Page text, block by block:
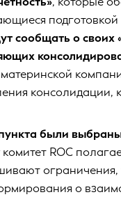
сообщать о своих
консолидации,
были
ROC
ограничения,
о